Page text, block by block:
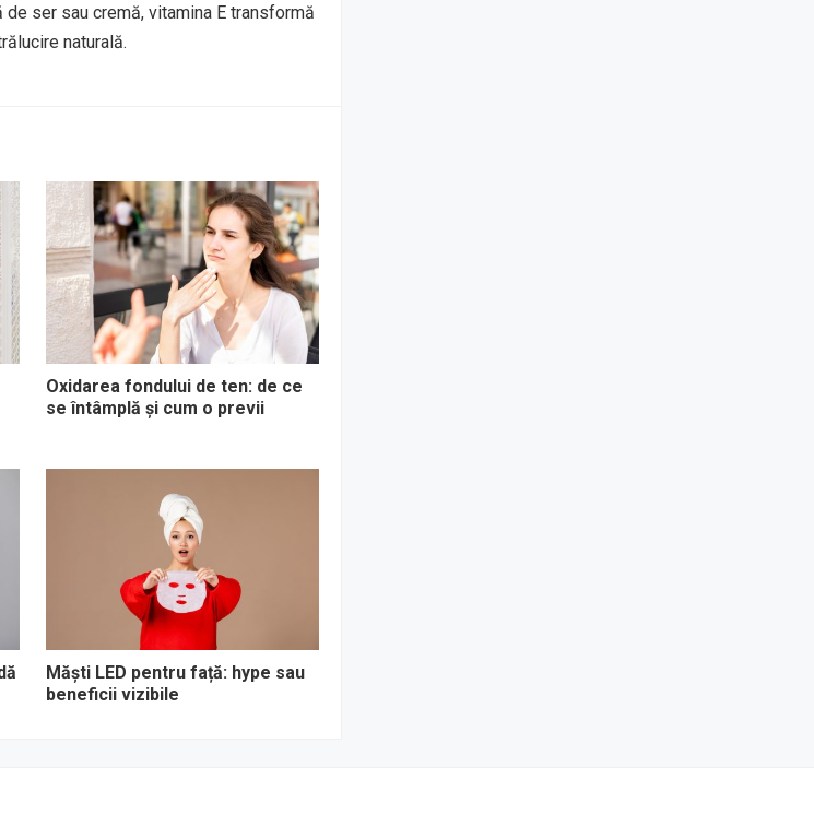
ser sau cremă, vitamina E transformă
naturală.
Oxidarea fondului de ten: de ce
se întâmplă și cum o previi
Măști LED pentru față: hype sau
beneficii vizibile